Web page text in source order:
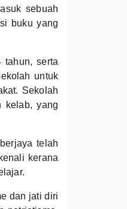
sebuah
buku yang
tahun, serta
untuk
Sekolah
kelab, yang
telah
kerana
dan jati diri